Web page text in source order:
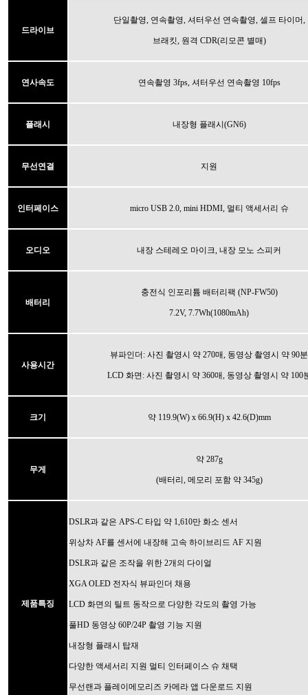
드라이브
단일촬영, 연속촬영, 셔터우선 연속촬영, 셀프 타이머,
브래킷, 원격 CDR(리모콘 별매)
연사속도 연속촬영 3fps, 셔터우선 연속촬영 10fps
플래시 내장형 플래시(GN6)
무선연결 지원
인터페이스 micro USB 2.0, mini HDMI, 멀티 액세서리 슈
오디오 내장 스테레오 마이크, 내장 모노 스피커
배터리
충전식 인포리튬 배터리팩 (NP-FW50)
7.2V, 7.7Wh(1080mAh)
사용시간
뷰파인더: 사진 촬영시 약 270매, 동영상 촬영시 약 90분
LCD 화면: 사진 촬영시 약 360매, 동영상 촬영시 약 100
크기 약 119.9(W) x 66.9(H) x 42.6(D)mm
무게
약 287g
(배터리, 메모리 포함 약 345g)
제품특징
DSLR과 같은 APS-C 타입 약 1,610만 화소 센서
위상차 AF를 센서에 내장해 고속 하이브리드 AF 지원
DSLR과 같은 조작을 위한 2개의 다이얼
XGA OLED 전자식 뷰파인더 채용
LCD 화면의 틸트 동작으로 다양한 각도의 촬영 가능
풀HD 동영상 60P/24P 촬영 기능 지원
내장형 플래시 탑재
다양한 액세서리 지원 멀티 인터페이스 슈 채택
무선랜과 플레이메모리즈 카메라 앱 다운로드 지원